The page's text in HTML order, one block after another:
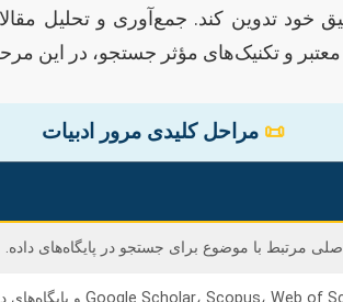
تدوین کند. جمع‌آوری و تحلیل
معتبر و تکنیک‌های مؤثر جستجو، در این
📜 مراحل کلیدی مرور ادبیات
مرتبط با موضوع برای جستجو در پایگاه‌های داده.